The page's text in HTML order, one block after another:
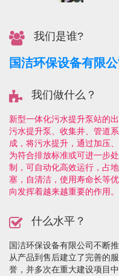
我们是谁?
国洁环保设备有限公
我们做什么？
新型一体化污水提升泵站的
污水提升泵、收集井、管道
成，将污水提升，通过加压
为符合排放标准或可进一步
制，可自动化高效运行，占
塞，自清洁，使用寿命长等
向发挥着越来越重要的作用。
什么水平？
国洁环保设备有限公司不断
从产品到售后建立了完善的
誉，并多次在重大建设项目